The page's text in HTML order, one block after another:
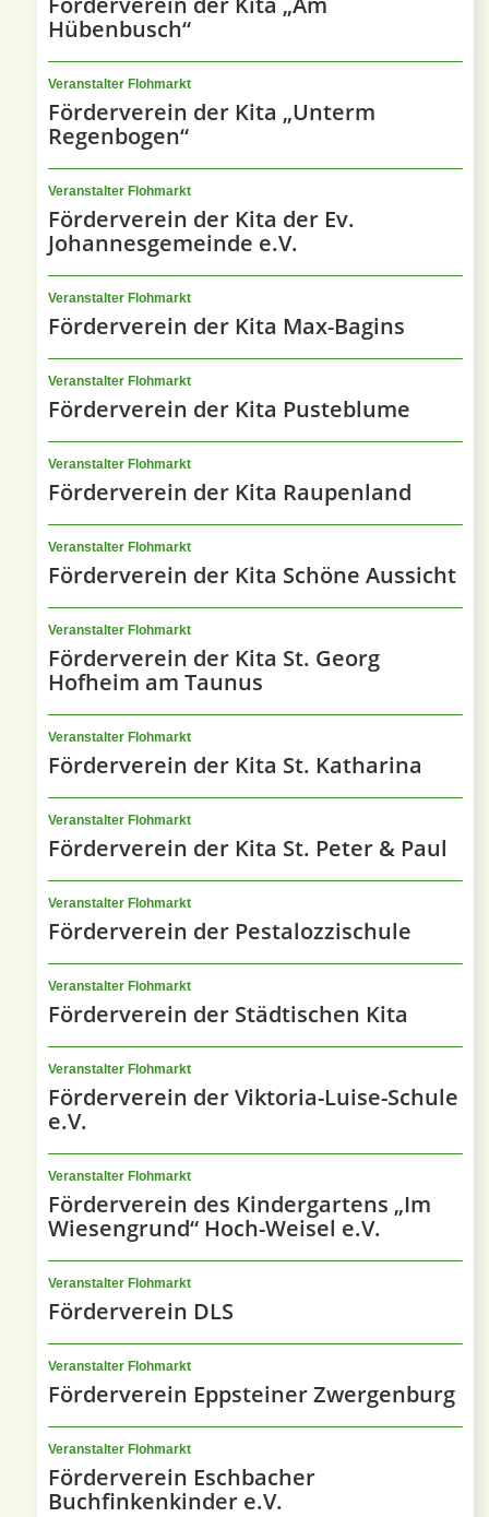
Hübenbusch“
Veranstalter Flohmarkt
Förderverein der Kita „Unterm
Regenbogen“
Veranstalter Flohmarkt
Förderverein der Kita der Ev.
Johannesgemeinde e.V.
Veranstalter Flohmarkt
Förderverein der Kita Max-Bagins
Veranstalter Flohmarkt
Förderverein der Kita Pusteblume
Veranstalter Flohmarkt
Förderverein der Kita Raupenland
Veranstalter Flohmarkt
Förderverein der Kita Schöne Aussicht
Veranstalter Flohmarkt
Förderverein der Kita St. Georg
Hofheim am Taunus
Veranstalter Flohmarkt
Förderverein der Kita St. Katharina
Veranstalter Flohmarkt
Förderverein der Kita St. Peter & Paul
Veranstalter Flohmarkt
Förderverein der Pestalozzischule
Veranstalter Flohmarkt
Förderverein der Städtischen Kita
Veranstalter Flohmarkt
Förderverein der Viktoria-Luise-Schule
e.V.
Veranstalter Flohmarkt
Förderverein des Kindergartens „Im
Wiesengrund“ Hoch-Weisel e.V.
Veranstalter Flohmarkt
Förderverein DLS
Veranstalter Flohmarkt
Förderverein Eppsteiner Zwergenburg
Veranstalter Flohmarkt
Förderverein Eschbacher
Buchfinkenkinder e.V.